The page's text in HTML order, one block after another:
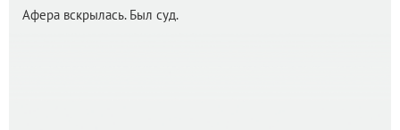
Афера вскрылась. Был суд.